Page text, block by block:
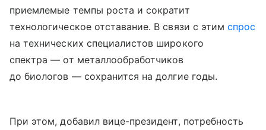
приемлемые темпы роста и сократит
технологическое отставание. В связи с этимспрос
на технических специалистов широкого
спектра — от металлообработчиков
до биологов — сохранится на долгие годы.
При этом, добавил вице-президент, потребность